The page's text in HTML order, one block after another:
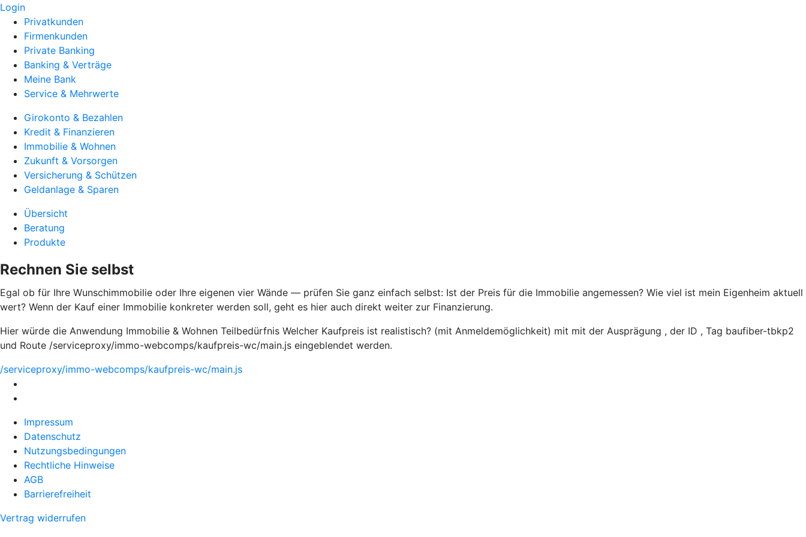
Login
Privatkunden
Firmenkunden
Private Banking
Banking & Verträge
Meine Bank
Service & Mehrwerte
Girokonto & Bezahlen
Kredit & Finanzieren
Immobilie & Wohnen
Zukunft & Vorsorgen
Versicherung & Schützen
Geldanlage & Sparen
Übersicht
Beratung
Produkte
Rechnen Sie selbst
Egal ob für Ihre Wunschimmobilie oder Ihre eigenen vier Wände — prüfen Sie ganz einfach selbst: Ist der Preis für die Immobilie angemessen? Wie viel ist mein Eigenheim aktuell
wert? Wenn der Kauf einer Immobilie konkreter werden soll, geht es hier auch direkt weiter zur Finanzierung.
Hier würde die Anwendung Immobilie & Wohnen Teilbedürfnis Welcher Kaufpreis ist realistisch? (mit Anmeldemöglichkeit) mit mit der Ausprägung , der ID , Tag baufiber-tbkp2
und Route /serviceproxy/immo-webcomps/kaufpreis-wc/main.js eingeblendet werden.
/serviceproxy/immo-webcomps/kaufpreis-wc/main.js
Impressum
Datenschutz
Nutzungsbedingungen
Rechtliche Hinweise
AGB
Barrierefreiheit
Vertrag widerrufen